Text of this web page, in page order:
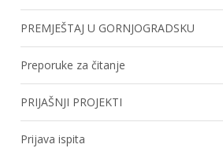
PREMJEŠTAJ U GORNJOGRADSKU
Preporuke za čitanje
PRIJAŠNJI PROJEKTI
Prijava ispita